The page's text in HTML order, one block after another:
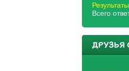
Результаты
Всего
ДРУЗЬЯ